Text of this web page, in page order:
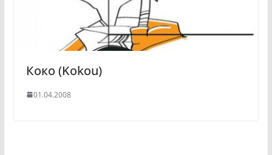
Коко (Kokou)
01.04.2008